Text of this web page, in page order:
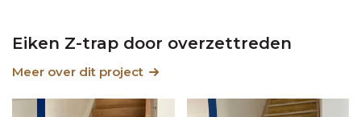
Eiken Z-trap door overzettreden
Meer over dit project